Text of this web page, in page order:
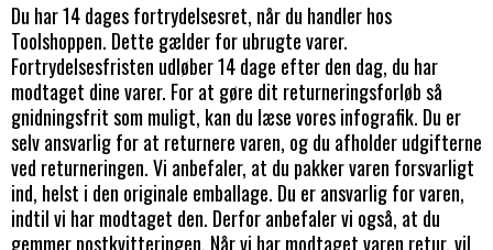
Du har 14 dages fortrydelsesret, når du handler hos
Toolshoppen. Dette gælder for ubrugte varer.
Fortrydelsesfristen udløber 14 dage efter den dag, du har
modtaget dine varer. For at gøre dit returneringsforløb så
gnidningsfrit som muligt, kan du læse vores infografik. Du er
selv ansvarlig for at returnere varen, og du afholder udgifterne
ved returneringen. Vi anbefaler, at du pakker varen forsvarligt
ind, helst i den originale emballage. Du er ansvarlig for varen,
indtil vi har modtaget den. Derfor anbefaler vi også, at du
gemmer postkvitteringen. Når vi har modtaget varen retur, vil